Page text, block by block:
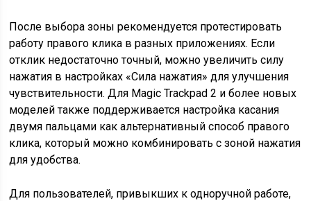
После выбора зоны рекомендуется протестировать
работу правого клика в разных приложениях. Если
отклик недостаточно точный, можно увеличить силу
нажатия в настройках «Сила нажатия» для улучшения
чувствительности. Для Magic Trackpad 2 и более новых
моделей также поддерживается настройка касания
двумя пальцами как альтернативный способ правого
клика, который можно комбинировать с зоной нажатия
для удобства.
Для пользователей, привыкших к одноручной работе,